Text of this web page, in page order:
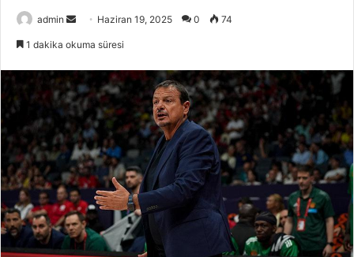
admin
Bir
göndermek
Haziran 19, 2025 0 74
1 dakika okuma süresi